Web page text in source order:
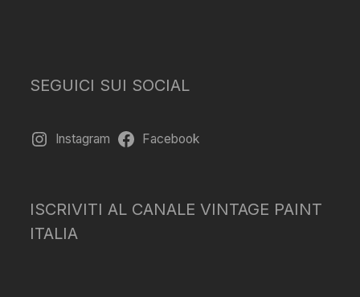
SEGUICI SUI SOCIAL
Instagram Facebook
ISCRIVITI AL CANALE VINTAGE PAINT
ITALIA